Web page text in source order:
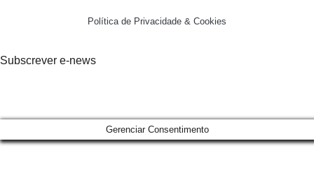
Política de Privacidade & Cookies
Subscrever e-news
Gerenciar Consentimento